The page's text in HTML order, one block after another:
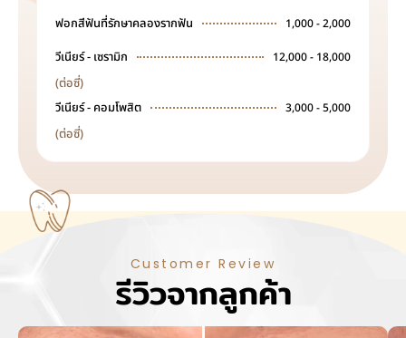
ฟอกสีฟันที่รักษาคลองรากฟัน 1,000 - 2,000
วีเนียร์ - เซรามิก 12,000 - 18,000
(ต่อซี่)
วีเนียร์ - คอมโพสิต
3,000 - 5,000
(ต่อซี่)
Customer Review
รีวิวจากลูกค้า